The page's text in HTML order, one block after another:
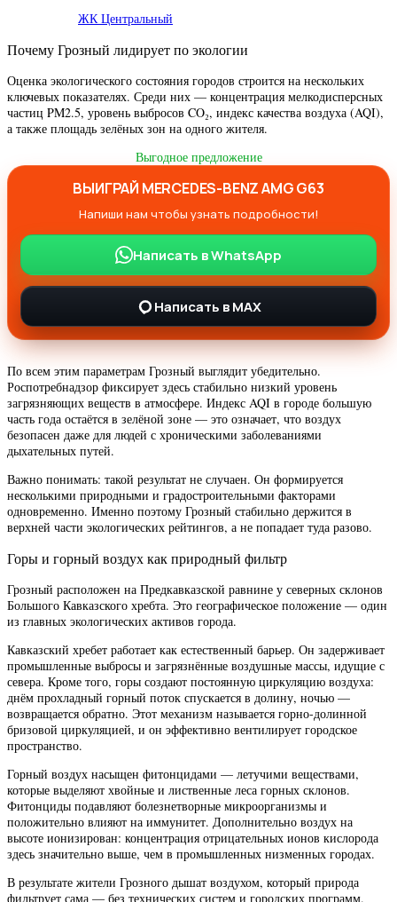
ЖК Центральный
Почему Грозный лидирует по экологии
Оценка экологического состояния городов строится на нескольких
ключевых показателях. Среди них — концентрация мелкодисперсных
частиц PM2.5, уровень выбросов CO₂, индекс качества воздуха (AQI),
а также площадь зелёных зон на одного жителя.
Выгодное предложение
ВЫИГРАЙ MERCEDES-BENZ AMG G63
Напиши нам чтобы узнать подробности!
Написать в WhatsApp
Написать в MAX
По всем этим параметрам Грозный выглядит убедительно.
Роспотребнадзор фиксирует здесь стабильно низкий уровень
загрязняющих веществ в атмосфере. Индекс AQI в городе большую
часть года остаётся в зелёной зоне — это означает, что воздух
безопасен даже для людей с хроническими заболеваниями
дыхательных путей.
Важно понимать: такой результат не случаен. Он формируется
несколькими природными и градостроительными факторами
одновременно. Именно поэтому Грозный стабильно держится в
верхней части экологических рейтингов, а не попадает туда разово.
Горы и горный воздух как природный фильтр
Грозный расположен на Предкавказской равнине у северных склонов
Большого Кавказского хребта. Это географическое положение — один
из главных экологических активов города.
Кавказский хребет работает как естественный барьер. Он задерживает
промышленные выбросы и загрязнённые воздушные массы, идущие с
севера. Кроме того, горы создают постоянную циркуляцию воздуха:
днём прохладный горный поток спускается в долину, ночью —
возвращается обратно. Этот механизм называется горно-долинной
бризовой циркуляцией, и он эффективно вентилирует городское
пространство.
Горный воздух насыщен фитонцидами — летучими веществами,
которые выделяют хвойные и лиственные леса горных склонов.
Фитонциды подавляют болезнетворные микроорганизмы и
положительно влияют на иммунитет. Дополнительно воздух на
высоте ионизирован: концентрация отрицательных ионов кислорода
здесь значительно выше, чем в промышленных низменных городах.
В результате жители Грозного дышат воздухом, который природа
фильтрует сама — без технических систем и городских программ.